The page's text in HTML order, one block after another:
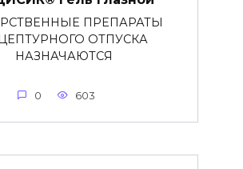
ПРЕПАРАТЫ
ОТПУСКА
НАЗНАЧАЮТСЯ
0 603